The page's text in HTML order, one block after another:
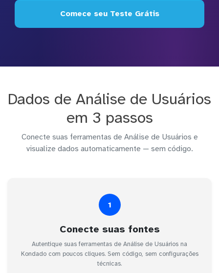
Comece seu Teste Grátis
Dados de Análise de Usuários
em 3 passos
Conecte suas ferramentas de Análise de Usuários e
visualize dados automaticamente — sem código.
1
Conecte suas fontes
Autentique suas ferramentas de Análise de Usuários na
Kondado com poucos cliques. Sem código, sem configurações
técnicas.